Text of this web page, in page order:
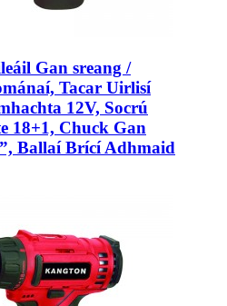
Gan sreang /
Tacar Uirlisí
12V, Socrú
18+1, Chuck Gan
Ballaí Brící Adhmaid